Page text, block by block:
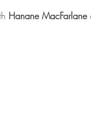
Hanane MacFarlane